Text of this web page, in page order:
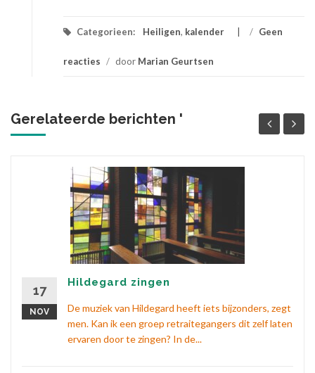
Categorieen: Heiligen, kalender / Geen
reacties / door Marian Geurtsen
Gerelateerde berichten '
17
NOV
Hildegard zingen
De muziek van Hildegard heeft iets bijzonders, zegt
men. Kan ik een groep retraitegangers dit zelf laten
ervaren door te zingen? In de...